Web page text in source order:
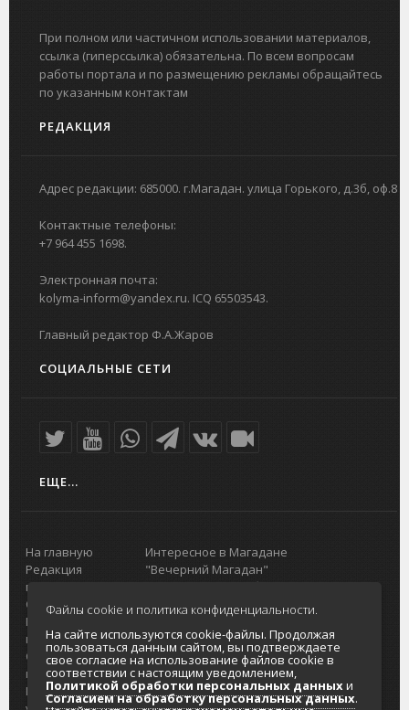
При полном или частичном использовании материалов,
ссылка (гиперссылка) обязательна. По всем вопросам
работы портала и по размещению рекламы обращайтесь
по указанным контактам
РЕДАКЦИЯ
Адрес редакции: 685000. г.Магадан. улица Горького, д.3б, оф.8
Контактные телефоны:
+7 964 455 1698.
Электронная почта:
kolyma-inform@yandex.ru. ICQ 65503543.
Главный редактор Ф.А.Жаров
СОЦИАЛЬНЫЕ СЕТИ
ЕЩЕ...
На главную
Редакция
портала
О проекте
Реклама на
портале
Отзывы и
предложения
Интернет-
Интересное в Магадане
"Вечерний Магадан"
Городская доска объявлений
Реклама
Главный туристический портал
Колымы
Политика в отношении обработки
персональных данных
Согласие на обработку персональных
Файлы cookie и политика конфиденциальности.
На сайте используются cookie-файлы. Продолжая
пользоваться данным сайтом, вы подтверждаете
свое согласие на использование файлов cookie в
соответствии с настоящим уведомлением,
Политикой обработки персональных данныхи
Согласием на обработку персональных данных.